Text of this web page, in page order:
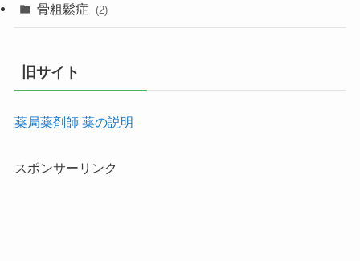
骨粗鬆症 (2)
旧サイト
薬局薬剤師 薬の説明
スポンサーリンク